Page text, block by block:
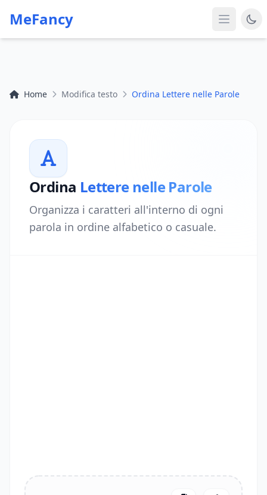
MeFancy
Home Modifica testo Ordina Lettere nelle Parole
Ordina Lettere nelle Parole
Organizza i caratteri all'interno di ogni
parola in ordine alfabetico o casuale.